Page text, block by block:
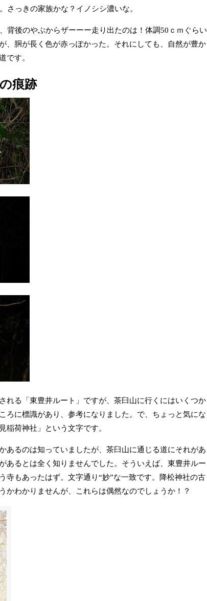
さっきの家族かな？イノシシ濃いな。
背後のやぶからザーーー走り出たのは！体調50ｃｍぐらい
、胴が長く色が赤っぽかった。それにしても、自然が豊か
です。
痕跡
れる「東豊井ルート」ですが、茶臼山に行くにはいくつか
ろに標識があり、参考になりました。で、ちょっと気にな
稲荷神社」という文字です。
あるのは知っていましたが、茶臼山に通じる道にそれがあ
あるとは全く知りませんでした。そういえば、東豊井ルー
寺もあったはず。文字通り“妙”な一致です。降松神社の古
かわかりませんが、これらは偶然なのでしょうか！？